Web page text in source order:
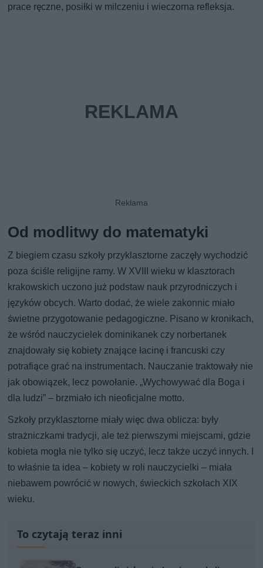
prace ręczne, posiłki w milczeniu i wieczorna refleksja.
Od modlitwy do matematyki
Z biegiem czasu szkoły przyklasztorne zaczęły wychodzić
poza ściśle religijne ramy. W XVIII wieku w klasztorach
krakowskich uczono już podstaw nauk przyrodniczych i
języków obcych. Warto dodać, że wiele zakonnic miało
świetne przygotowanie pedagogiczne. Pisano w kronikach,
że wśród nauczycielek dominikanek czy norbertanek
znajdowały się kobiety znające łacinę i francuski czy
potrafiące grać na instrumentach. Nauczanie traktowały nie
jak obowiązek, lecz powołanie. „Wychowywać dla Boga i
dla ludzi” – brzmiało ich nieoficjalne motto.
Szkoły przyklasztorne miały więc dwa oblicza: były
strażniczkami tradycji, ale też pierwszymi miejscami, gdzie
kobieta mogła nie tylko się uczyć, lecz także uczyć innych. I
to właśnie ta idea – kobiety w roli nauczycielki – miała
niebawem powrócić w nowych, świeckich szkołach XIX
wieku.
To czytają teraz inni